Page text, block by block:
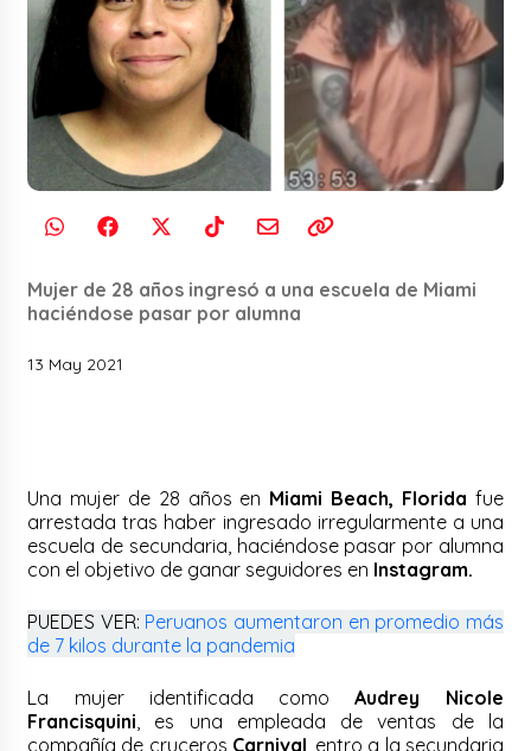
Mujer de 28 años ingresó a una escuela de Miami
haciéndose pasar por alumna
13 May 2021
Una mujer de 28 años en Miami Beach, Florida fue
arrestada tras haber ingresado irregularmente a una
escuela de secundaria, haciéndose pasar por alumna
con el objetivo de ganar seguidores en Instagram.
PUEDES VER: Peruanos aumentaron en promedio más
de 7 kilos durante la pandemia
La mujer identificada comoAudrey Nicole
Francisquini , es una empleada de ventas de la
compañía de cruceros Carnival , entro a la secundaria